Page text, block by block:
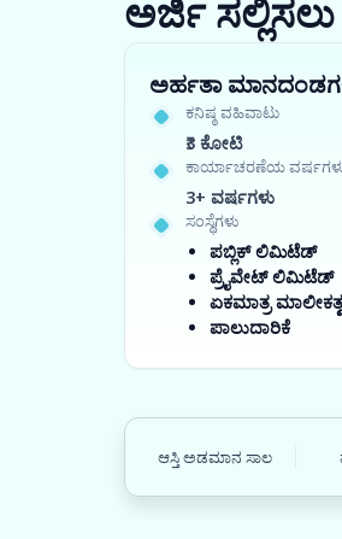
ಅರ್ಜಿ
ಅರ್ಹತಾ
ಕನಿಷ್ಠ ವಹಿವಾಟು
₹3 ಕೋಟಿ
ಕಾರ್ಯಾಚರಣೆಯ
3+ ವರ್ಷಗಳು
ಸಂಸ್ಥೆಗಳು
ಪಬ್ಲಿಕ್ ಲಿಮಿಟೆಡ್
ಪ್ರೈವೇಟ್ ಲಿಮಿಟೆಡ್
ಏಕಮಾತ್ರ
ಪಾಲುದಾರಿಕೆ
ಆಸ್ತಿ ಅಡಮಾನ ಸಾಲ